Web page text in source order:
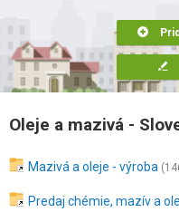
Oleje a mazivá -
Mazivá a oleje - výroba
Predaj chémie, mazív a